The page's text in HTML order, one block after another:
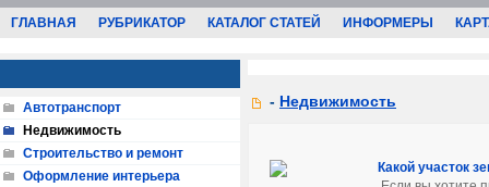
ГЛАВНАЯ РУБРИКАТОР КАТАЛОГ СТАТЕЙ ИНФОРМЕРЫ
- Недвижимость
Какой участок
Автотранспорт
Недвижимость
Строительство и ремонт
Оформление интерьера